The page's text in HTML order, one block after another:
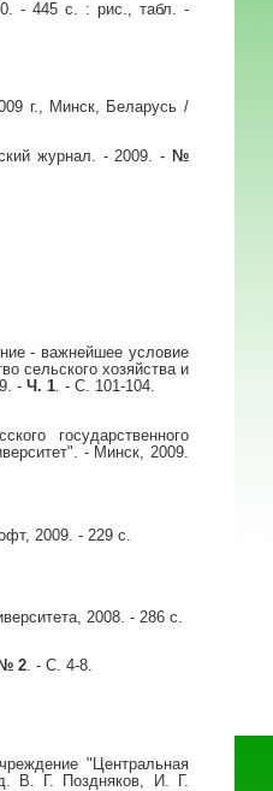
- 445 с. : рис., табл. -
г., Минск, Беларусь /
журнал. - 2009. - №
- важнейшее условие
сельского хозяйства и
- Ч. 1. - С. 101-104.
государственного
- Минск, 2009.
2009. - 229 с.
2008. - 286 с.
№ 2. - С. 4-8.
"Центральная
В. Г. Поздняков, И. Г.